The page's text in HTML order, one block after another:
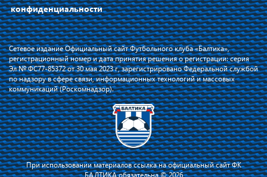
конфиденциальности
Сетевое издание Официальный сайт Футбольного клуба «Балтика»,
регистрационный номер и дата принятия решения о регистрации: серия
Эл № ФС77-85372 от 30 мая 2023 г, зарегистрировано Федеральной службой
по надзору в сфере связи, информационных технологий и массовых
коммуникаций (Роскомнадзор).
При использовании материалов ссылка на официальный сайт ФК
БАЛТИКА обязательна © 2026